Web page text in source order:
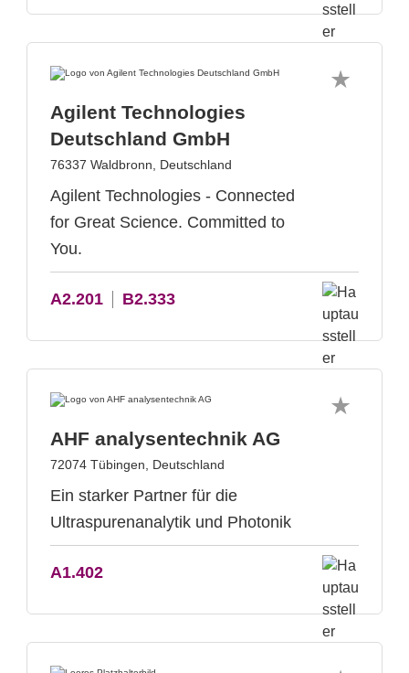
Agilent Technologies
Deutschland GmbH
76337 Waldbronn, Deutschland
Agilent Technologies - Connected
for Great Science. Committed to
You.
A2.201 B2.333
AHF analysentechnik AG
72074 Tübingen, Deutschland
Ein starker Partner für die
Ultraspurenanalytik und Photonik
A1.402